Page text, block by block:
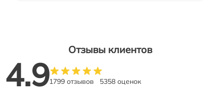
Отзывы клиентов
4.91799 отзывов 5358 оценок